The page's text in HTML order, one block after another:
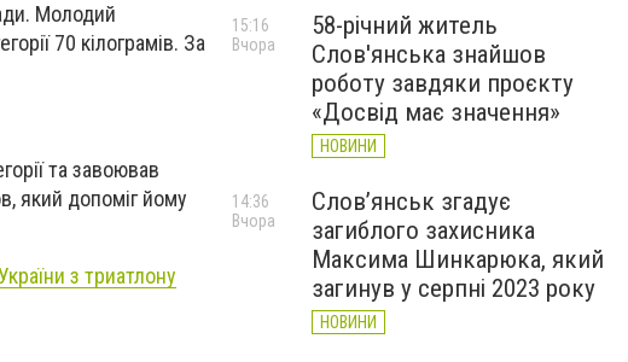
Молодий
70 кілограмів. За
та завоював
який допоміг йому
з триатлону
58-річний житель
Слов'янська знайшов
роботу завдяки проєкту
«Досвід має значення»
НОВИНИ
15:16
Вчора
Слов’янськ згадує
загиблого захисника
Максима Шинкарюка, який
загинув у серпні 2023 року
НОВИНИ
14:36
Вчора